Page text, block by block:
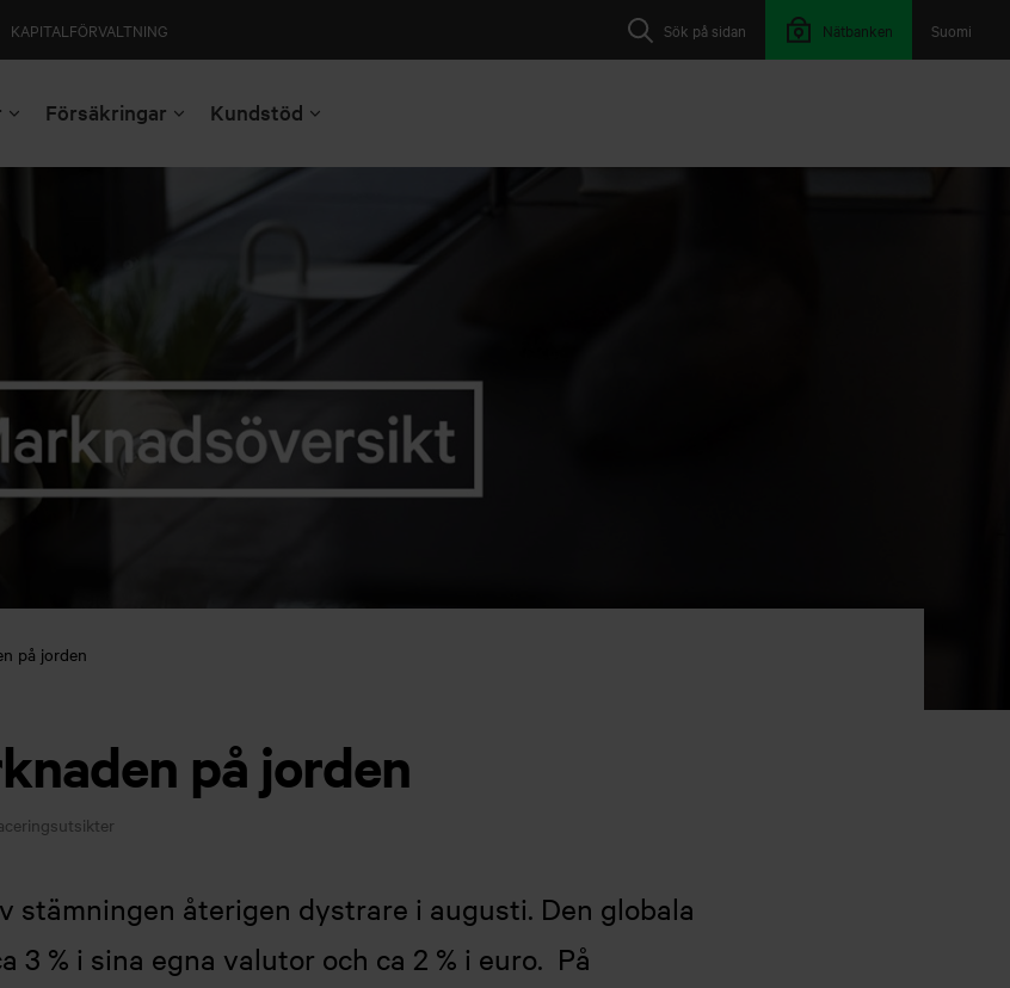
Suomi
Sök på sidan Nätbanken
KAPITALFÖRVALTNING
Försäkringar Kundstöd
på jorden
på jorden
stämningen återigen dystrare i augusti. Den globala
3 % i sina egna valutor och ca 2 % i euro. På